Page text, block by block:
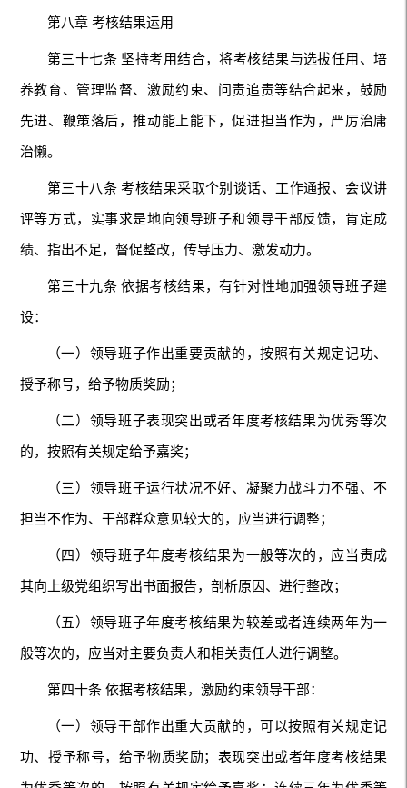
第八章 考核结果运用
第三十七条 坚持考用结合，将考核结果与选拔任用、培
养教育、管理监督、激励约束、问责追责等结合起来，鼓励
先进、鞭策落后，推动能上能下，促进担当作为，严厉治庸
治懒。
第三十八条 考核结果采取个别谈话、工作通报、会议讲
评等方式，实事求是地向领导班子和领导干部反馈，肯定成
绩、指出不足，督促整改，传导压力、激发动力。
第三十九条 依据考核结果，有针对性地加强领导班子建
设：
（一）领导班子作出重要贡献的，按照有关规定记功、
授予称号，给予物质奖励；
（二）领导班子表现突出或者年度考核结果为优秀等次
的，按照有关规定给予嘉奖；
（三）领导班子运行状况不好、凝聚力战斗力不强、不
担当不作为、干部群众意见较大的，应当进行调整；
（四）领导班子年度考核结果为一般等次的，应当责成
其向上级党组织写出书面报告，剖析原因、进行整改；
（五）领导班子年度考核结果为较差或者连续两年为一
般等次的，应当对主要负责人和相关责任人进行调整。
第四十条 依据考核结果，激励约束领导干部：
（一）领导干部作出重大贡献的，可以按照有关规定记
功、授予称号，给予物质奖励；表现突出或者年度考核结果